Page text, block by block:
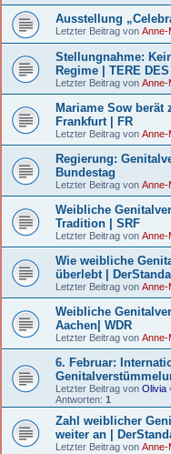
Ausstellung
Letzter Beitrag von Anne-
Stellungnahme:
Regime | TERE
Letzter Beitrag von Anne-
Mariame Sow berät
Frankfurt | FR
Letzter Beitrag von Anne-
Regierung:
Bundestag
Letzter Beitrag von Anne-
Weibliche
Tradition | SRF
Letzter Beitrag von Anne-
Wie weibliche
überlebt |
Letzter Beitrag von Anne-
Weibliche
Aachen| WDR
Letzter Beitrag von Anne-
6. Februar:
Letzter Beitrag von Olivia
Antworten: 1
Zahl weiblicher
weiter an |
Letzter Beitrag von Anne-